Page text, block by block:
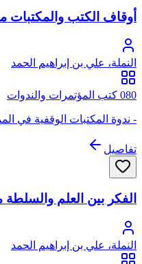
أوقاف الكتب والمكتبات
النملة، علي بن إبراهيم الحمد
080 كتب المؤتمرات والندوات
- ندوة المكتبات الوقفية في المملكة
تفاصيل
الفكر بين العلم
النملة، علي بن إبراهيم الحمد